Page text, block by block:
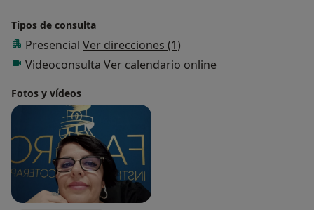
Tipos de consulta
Presencial Ver direcciones (1)
Videoconsulta Ver calendario online
Fotos y vídeos